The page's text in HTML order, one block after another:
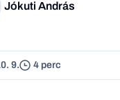
Jókuti András
9. 4 perc